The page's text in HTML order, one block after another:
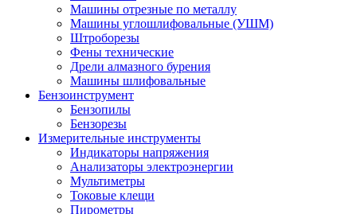
Машины отрезные по металлу
Машины углошлифовальные (УШМ)
Штроборезы
Фены технические
Дрели алмазного бурения
Машины шлифовальные
Бензоинструмент
Бензопилы
Бензорезы
Измерительные инструменты
Индикаторы напряжения
Анализаторы электроэнергии
Мультиметры
Токовые клещи
Пирометры